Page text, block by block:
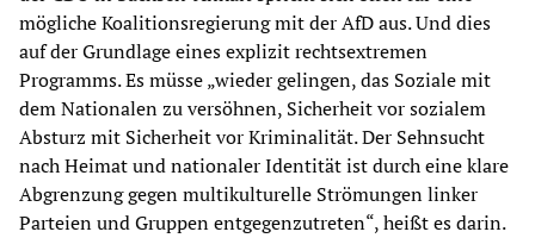
mögliche Koalitionsregierung mit der AfD aus. Und dies
auf der Grundlage eines explizit rechtsextremen
Programms. Es müsse „wieder gelingen, das Soziale mit
dem Nationalen zu versöhnen, Sicherheit vor sozialem
Absturz mit Sicherheit vor Kriminalität. Der Sehnsucht
nach Heimat und nationaler Identität ist durch eine klare
Abgrenzung gegen multikulturelle Strömungen linker
Parteien und Gruppen entgegenzutreten“, heißt es darin.